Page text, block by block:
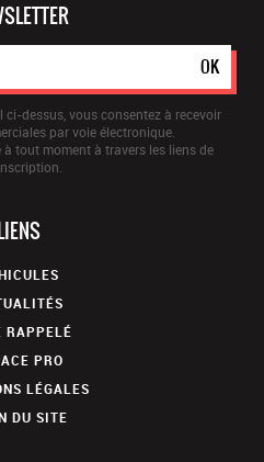
OK
dessus, vous consentez à recevoir
par voie électronique.
tout moment à travers les liens de
RAPPELÉ
PRO
LÉGALES
DU SITE